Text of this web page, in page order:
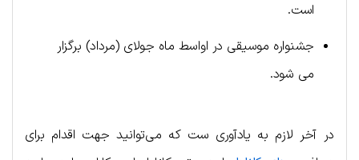
است.
جشنواره موسیقی در اواسط ماه جولای (مرداد) برگزار
می شود.
در آخر لازم به یادآوری ست که می‌توانید جهت اقدام برای